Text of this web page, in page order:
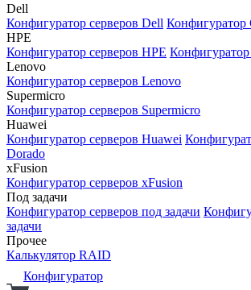
Dell
Конфигуратор серверов Dell
HPE
Конфигуратор серверов HPE
Lenovo
Конфигуратор серверов Lenovo
Supermicro
Конфигуратор серверов Supermicro
Huawei
Конфигуратор серверов Huawei
Dorado
xFusion
Конфигуратор серверов xFusion
Под задачи
Конфигуратор серверов под задачи
задачи
Прочее
Калькулятор RAID
Конфигуратор